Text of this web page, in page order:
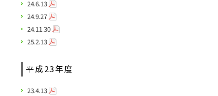
24.6.13
24.9.27
24.11.30
25.2.13
平成23年度
23.4.13